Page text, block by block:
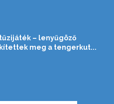
– lenyűgöző
meg a tengerkut...